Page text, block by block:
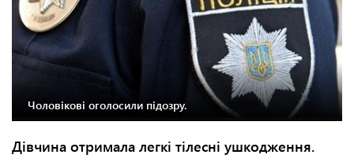
Чоловікові оголосили підозру.
Дівчина отримала легкі тілесні ушкодження.